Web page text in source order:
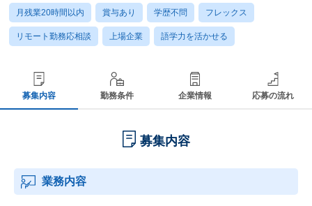
月残業20時間以内 賞与あり 学歴不問 フレックス
リモート勤務応相談 上場企業 語学力を活かせる
募集内容 勤務条件 企業情報 応募の流れ
募集内容
業務内容